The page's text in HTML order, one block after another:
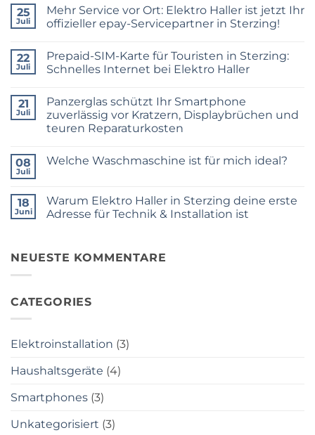
25
Juli
Mehr Service vor Ort: Elektro Haller ist jetzt Ihr
offizieller epay-Servicepartner in Sterzing!
zu
Mehr
Service
Elektro
Haller
ist
jetzt
epay-
Servicepartner
22
Juli
Prepaid-SIM-Karte für Touristen in Sterzing:
Schnelles Internet bei Elektro Haller
zu
Prepaid-
SIM-
Karte
in
Sterzing:
Elektro
Haller
21
Juli
Panzerglas schützt Ihr Smartphone
zuverlässig vor Kratzern, Displaybrüchen und
teuren Reparaturkosten
zu
Smartphone
zuverlässig
vor
teuren
Reparaturkosten
08
Juli
Welche Waschmaschine ist für mich ideal?
Welche
Waschmaschine
ist
18
Juni
Warum Elektro Haller in Sterzing deine erste
Adresse für Technik & Installation ist
Warum
Elektro
deine
Technik
&
NEUESTE KOMMENTARE
CATEGORIES
Elektroinstallation (3)
Haushaltsgeräte (4)
Smartphones (3)
Unkategorisiert (3)